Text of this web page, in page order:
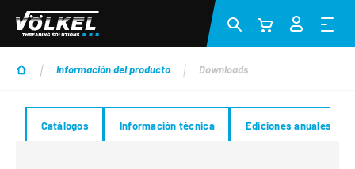
Saltar al contenido principal
Información del producto Downloads
Catálogos Información técnica Ediciones anuales de